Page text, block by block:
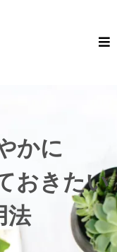
かに
おきたい
法